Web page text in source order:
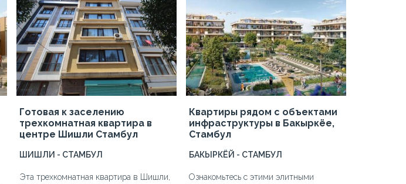
Готовая к заселению
трехкомнатная квартира в
центре Шишли Стамбул
ШИШЛИ - СТАМБУЛ
Эта трехкомнатная квартира в Шишли,
Квартиры рядом с объектами
инфраструктуры в Бакыркёе,
Стамбул
БАКЫРКЁЙ - СТАМБУЛ
Ознакомьтесь с этими элитными